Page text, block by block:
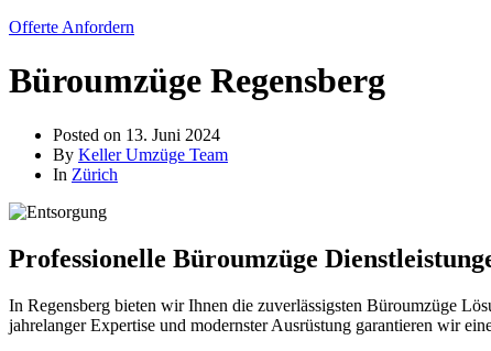
Offerte Anfordern
Büroumzüge Regensberg
Posted on 13. Juni 2024
By Keller Umzüge Team
In Zürich
Professionelle Büroumzüge
In Regensberg bieten wir Ihnen die zuverlässigsten Büroumzüge
jahrelanger Expertise und modernster Ausrüstung garantieren wir